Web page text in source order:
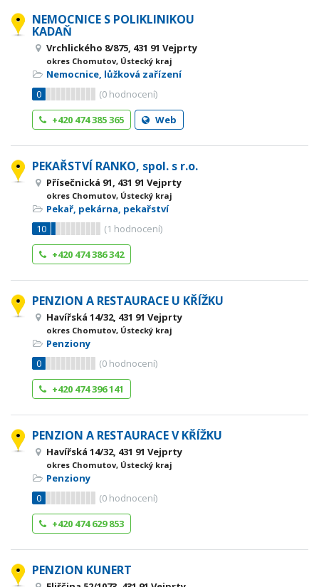
NEMOCNICE S POLIKLINIKOU
KADAŇ
Vrchlického 8/875, 431 91 Vejprty
okres Chomutov, Ústecký kraj
Nemocnice, lůžková zařízení
0
(0 hodnocení)
+420 474 385 365
Web
PEKAŘSTVÍ RANKO, spol. s r.o.
Přísečnická 91, 431 91 Vejprty
okres Chomutov, Ústecký kraj
Pekař, pekárna, pekařství
10
(1 hodnocení)
+420 474 386 342
PENZION A RESTAURACE U KŘÍŽKU
Havířská 14/32, 431 91 Vejprty
okres Chomutov, Ústecký kraj
Penziony
0
(0 hodnocení)
+420 474 396 141
PENZION A RESTAURACE V KŘÍŽKU
Havířská 14/32, 431 91 Vejprty
okres Chomutov, Ústecký kraj
Penziony
0
(0 hodnocení)
+420 474 629 853
PENZION KUNERT